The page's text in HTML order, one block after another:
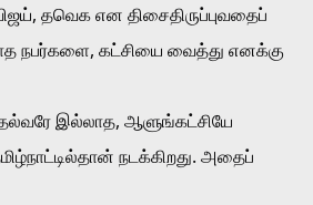
தவெக என திசைதிருப்புவதைப்
நபர்களை, கட்சியை வைத்து எனக்கு
இல்லாத, ஆளுங்கட்சியே
நடக்கிறது. அதைப்